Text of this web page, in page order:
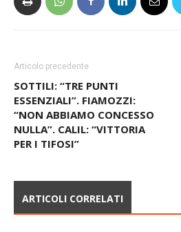
Articolo precedente
SOTTILI: “TRE PUNTI
ESSENZIALI”. FIAMOZZI:
“NON ABBIAMO CONCESSO
NULLA”. CALIL: “VITTORIA
PER I TIFOSI”
ARTICOLI CORRELATI